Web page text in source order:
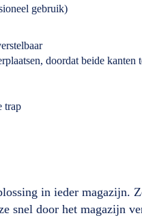
gebruik)
doordat beide kanten
trap
in ieder magazijn.
snel door het magazijn